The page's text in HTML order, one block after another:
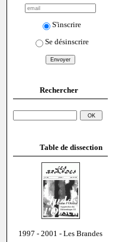
S'inscrire
Se désinscrire
Rechercher
Table de dissection
1997 - 2001 - Les Brandes